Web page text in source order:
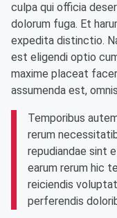
culpa qui officia
dolorum fuga. Et
expedita distinctio.
est eligendi optio
maxime placeat
assumenda est,
Temporibus
rerum
repudiandae sint
earum rerum hic
reiciendis
perferendis